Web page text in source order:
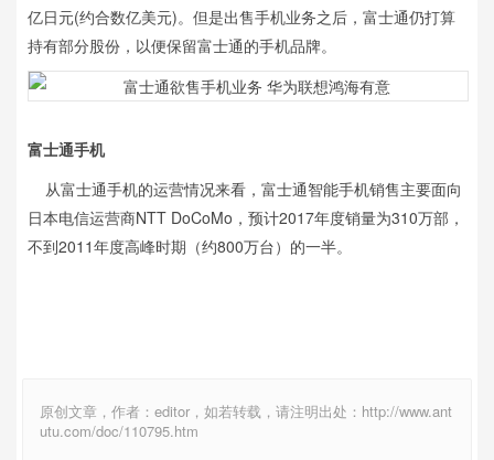
亿日元(约合数亿美元)。但是出售手机业务之后，富士通仍打算
持有部分股份，以便保留富士通的手机品牌。
富士通手机
从富士通手机的运营情况来看，富士通智能手机销售主要面向
日本电信运营商NTT DoCoMo，预计2017年度销量为310万部，
不到2011年度高峰时期（约800万台）的一半。
原创文章，作者：editor，如若转载，请注明出处：http://www.ant
utu.com/doc/110795.htm